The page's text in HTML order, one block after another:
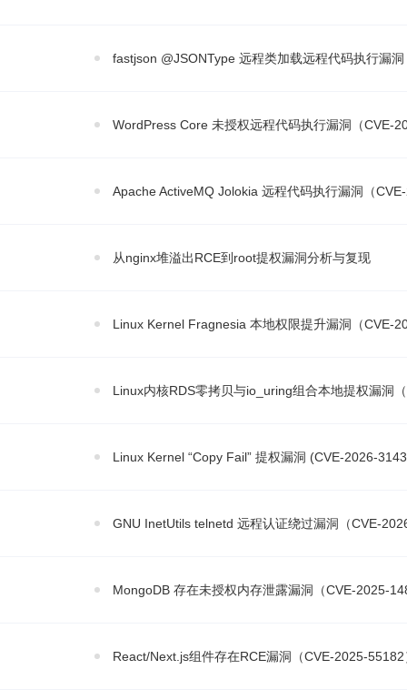
fastjson @JSONType 远程类加载远程代码执行漏洞
WordPress Core 未授权远程代码执行漏洞（CVE-
Apache ActiveMQ Jolokia 远程代码执行漏洞（
从nginx堆溢出RCE到root提权漏洞分析与复现
Linux Kernel Fragnesia 本地权限提升漏洞（CVE-
Linux内核RDS零拷贝与io_uring组合本地提权漏洞
Linux Kernel “Copy Fail” 提权漏洞 (CVE-2026-
GNU InetUtils telnetd 远程认证绕过漏洞（CVE-
MongoDB 存在未授权内存泄露漏洞（CVE-2025-
React/Next.js组件存在RCE漏洞（CVE-2025-55182